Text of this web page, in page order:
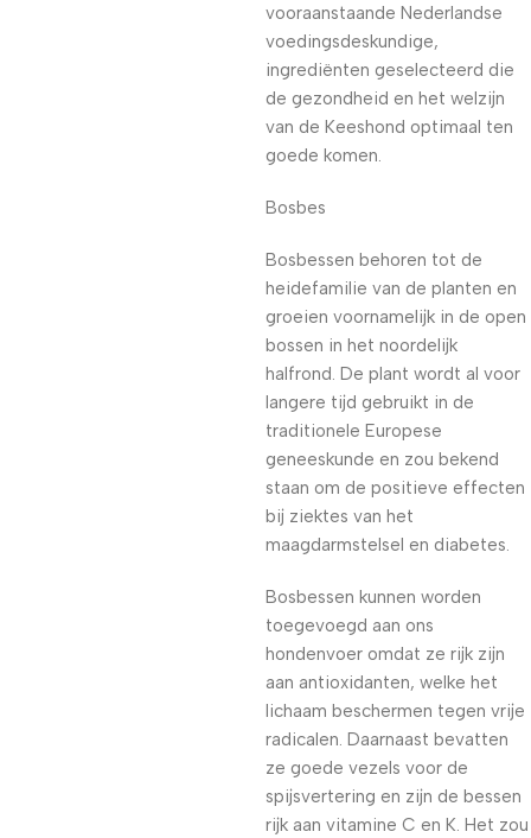
vooraanstaande Nederlandse
voedingsdeskundige,
ingrediënten geselecteerd die
de gezondheid en het welzijn
van de Keeshond optimaal ten
goede komen.
Bosbes
Bosbessen behoren tot de
heidefamilie van de planten en
groeien voornamelijk in de open
bossen in het noordelijk
halfrond. De plant wordt al voor
langere tijd gebruikt in de
traditionele Europese
geneeskunde en zou bekend
staan om de positieve effecten
bij ziektes van het
maagdarmstelsel en diabetes.
Bosbessen kunnen worden
toegevoegd aan ons
hondenvoer omdat ze rijk zijn
aan antioxidanten, welke het
lichaam beschermen tegen vrije
radicalen. Daarnaast bevatten
ze goede vezels voor de
spijsvertering en zijn de bessen
rijk aan vitamine C en K. Het zou